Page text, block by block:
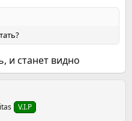
и станет видно
V.I.P